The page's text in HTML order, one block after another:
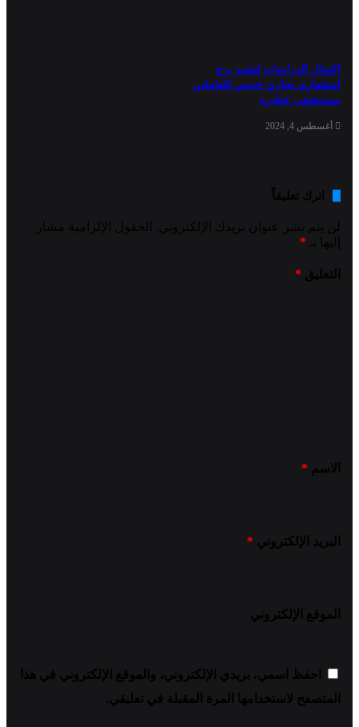
اكتمال الدراسات لتشيد برج
استثماري تجاري خدمي للعاملين
بمستشفى عطبره
أغسطس 4, 2024
اترك تعليقاً
لن يتم نشر عنوان بريدك الإلكتروني.
الحقول الإلزامية مشار
إليها بـ *
التعليق *
الاسم *
البريد الإلكتروني *
الموقع الإلكتروني
احفظ اسمي، بريدي الإلكتروني، والموقع الإلكتروني في هذا
المتصفح لاستخدامها المرة المقبلة في تعليقي.